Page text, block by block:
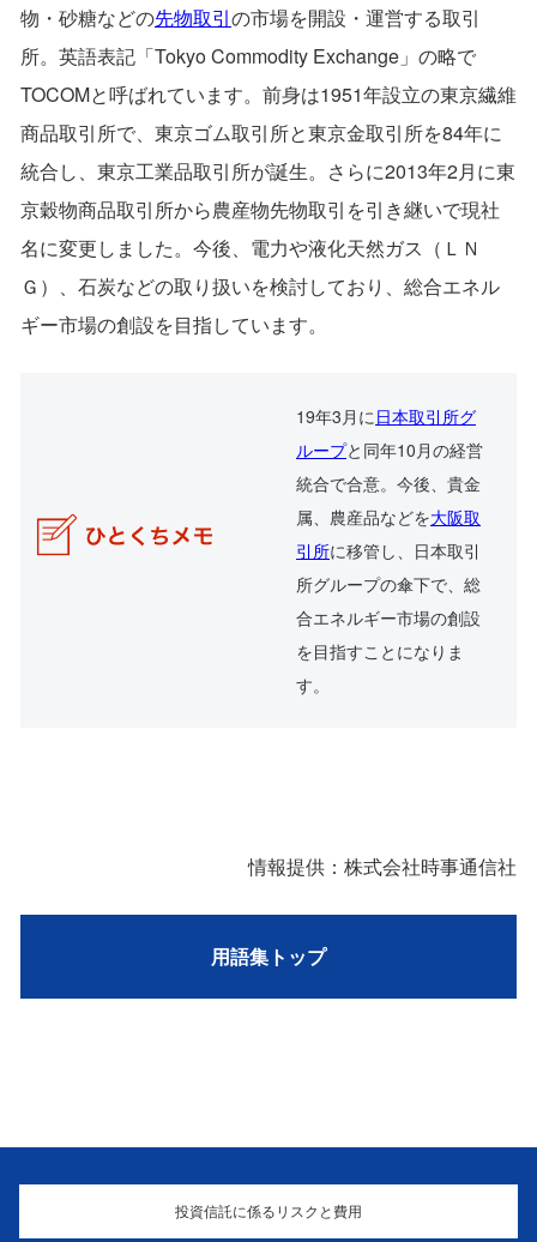
物・砂糖などの先物取引の市場を開設・運営する取引
所。英語表記「Tokyo Commodity Exchange」の略で
TOCOMと呼ばれています。前身は1951年設立の東京繊維
商品取引所で、東京ゴム取引所と東京金取引所を84年に
統合し、東京工業品取引所が誕生。さらに2013年2月に東
京穀物商品取引所から農産物先物取引を引き継いで現社
名に変更しました。今後、電力や液化天然ガス（ＬＮ
Ｇ）、石炭などの取り扱いを検討しており、総合エネル
ギー市場の創設を目指しています。
19年3月に日本取引所グ
ループと同年10月の経営
統合で合意。今後、貴金
属、農産品などを大阪取
引所に移管し、日本取引
所グループの傘下で、総
合エネルギー市場の創設
を目指すことになりま
す。
情報提供：株式会社時事通信社
用語集トップ
投資信託に係るリスクと費用